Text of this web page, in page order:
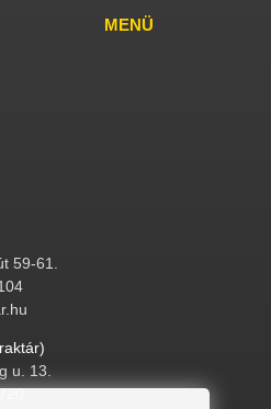
MENÜ
59-61.
u. 13.